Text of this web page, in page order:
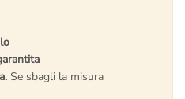
Se sbagli la misura